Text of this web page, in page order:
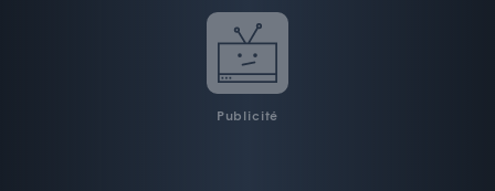
Publicité